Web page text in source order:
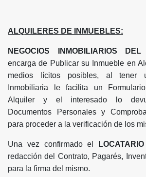
ALQUILERES DE INMUEBLES:
NEGOCIOS INMOBILIARIOS DEL
encarga de Publicar su Inmueble en
medios lícitos posibles, al tener
Inmobiliaria le facilita un
Alquiler y el interesado lo
Documentos Personales y
para proceder a la verificación de los
Una vez confirmado el LOCATARIO
redacción del Contrato, Pagarés,
para la firma del mismo.